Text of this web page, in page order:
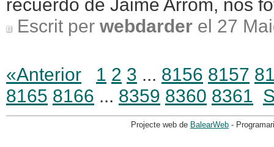
recuerdo de Jaime Arrom, nos
Escrit per webdarder el 27
«Anterior 1 2 3 ... 8156 8157
8165 8166 ... 8359 8360 8361
Projecte web de BalearWeb-